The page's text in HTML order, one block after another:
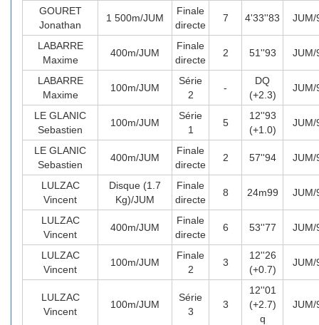
GOURET
Jonathan
1 500m/JUM
Finale
directe
7 4'33''83 JUM/
LABARRE
Maxime
400m/JUM
Finale
directe
2 51''93 JUM/
LABARRE
Maxime
100m/JUM
Série
2
-
DQ
(+2.3)
JUM/
LE GLANIC
Sebastien
100m/JUM
Série
1
5
12''93
(+1.0)
JUM/
LE GLANIC
Sebastien
400m/JUM
Finale
directe
2 57''94 JUM/
LULZAC
Vincent
Disque (1.7
Kg)/JUM
Finale
directe
8 24m99 JUM/
LULZAC
Vincent
400m/JUM
Finale
directe
6 53''77 JUM/
LULZAC
Vincent
100m/JUM
Finale
2
3
12''26
(+0.7)
JUM/
LULZAC
Vincent
100m/JUM
Série
3
3
12''01
(+2.7)
q
JUM/